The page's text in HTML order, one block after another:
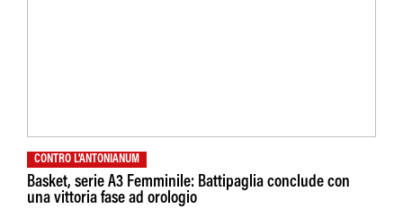
CONTRO L'ANTONIANUM
Basket, serie A3 Femminile: Battipaglia conclude con
una vittoria fase ad orologio